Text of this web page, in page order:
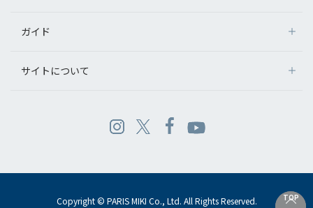
TOP
TOP
ガイド
サイトについて
Copyright © PARIS MIKI Co., Ltd. All Rights Reserved.